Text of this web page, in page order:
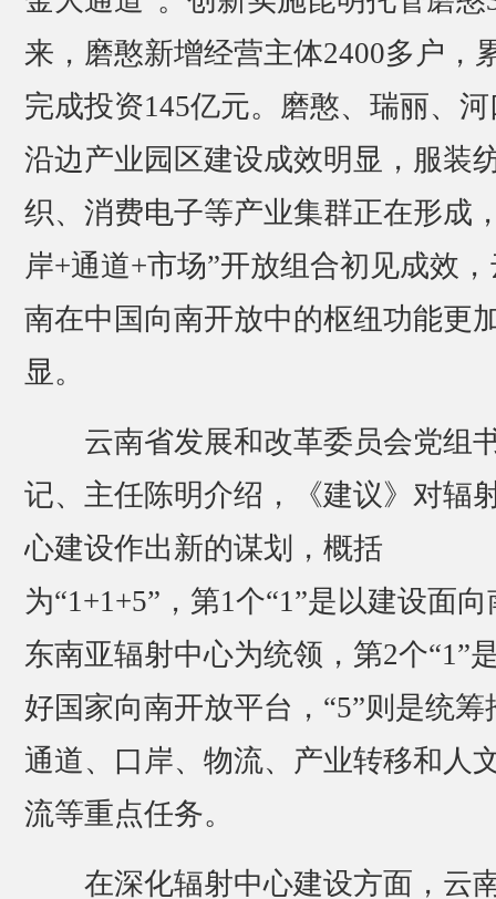
来，磨憨新增经营主体2400多户，
完成投资145亿元。磨憨、瑞丽、河
沿边产业园区建设成效明显，服装
织、消费电子等产业集群正在形成
岸+通道+市场”开放组合初见成效
南在中国向南开放中的枢纽功能更
显。
云南省发展和改革委员会党组
记、主任陈明介绍，《建议》对辐
心建设作出新的谋划，概括
为“1+1+5”，第1个“1”是以建设面
东南亚辐射中心为统领，第2个“1”
好国家向南开放平台，“5”则是统筹
通道、口岸、物流、产业转移和人
流等重点任务。
在深化辐射中心建设方面，云